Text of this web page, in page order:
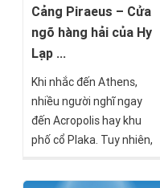
Cảng Piraeus – Cửa
ngõ hàng hải của Hy
Lạp ...
Khi nhắc đến Athens,
nhiều người nghĩ ngay
đến Acropolis hay khu
phố cổ Plaka. Tuy nhiên,
thành phố khoảng 20–30